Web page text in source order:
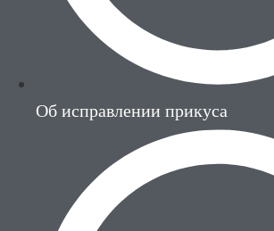
Об исправлении прикуса